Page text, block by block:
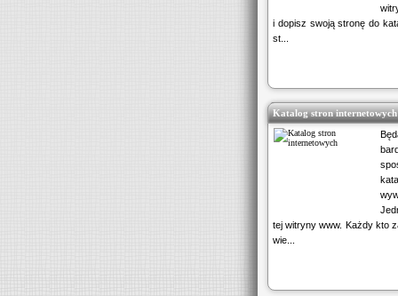
i dopisz swoją stronę do
st...
Katalog stron
tej witryny www. Każdy kto
wie...